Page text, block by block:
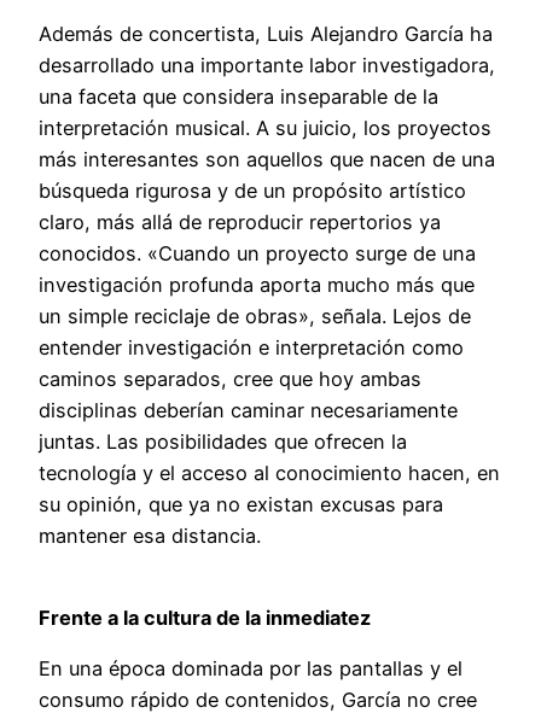
Además de concertista, Luis Alejandro García ha
desarrollado una importante labor investigadora,
una faceta que considera inseparable de la
interpretación musical. A su juicio, los proyectos
más interesantes son aquellos que nacen de una
búsqueda rigurosa y de un propósito artístico
claro, más allá de reproducir repertorios ya
conocidos. «Cuando un proyecto surge de una
investigación profunda aporta mucho más que
un simple reciclaje de obras», señala. Lejos de
entender investigación e interpretación como
caminos separados, cree que hoy ambas
disciplinas deberían caminar necesariamente
juntas. Las posibilidades que ofrecen la
tecnología y el acceso al conocimiento hacen, en
su opinión, que ya no existan excusas para
mantener esa distancia.
Frente a la cultura de la inmediatez
En una época dominada por las pantallas y el
consumo rápido de contenidos, García no cree